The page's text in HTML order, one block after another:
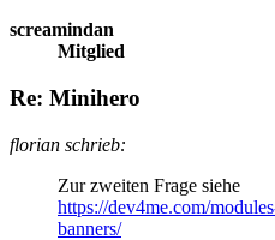
screamindan
Mitglied
Re: Minihero
florian schrieb:
Zur zweiten Frage siehe
https://dev4me.com/
banners/